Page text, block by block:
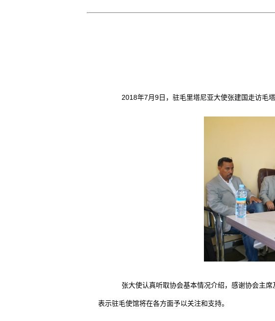
2018年7月9日，驻毛里塔尼亚大使张建国走访毛
张大使认真听取协会基本情况介绍，感谢协会主
表示驻毛使馆将在各方面予以关注和支持。